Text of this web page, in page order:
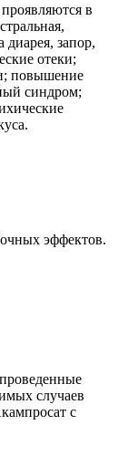
в
запор,
отеки;
повышение
синдром;
эффектов.
случаев
с